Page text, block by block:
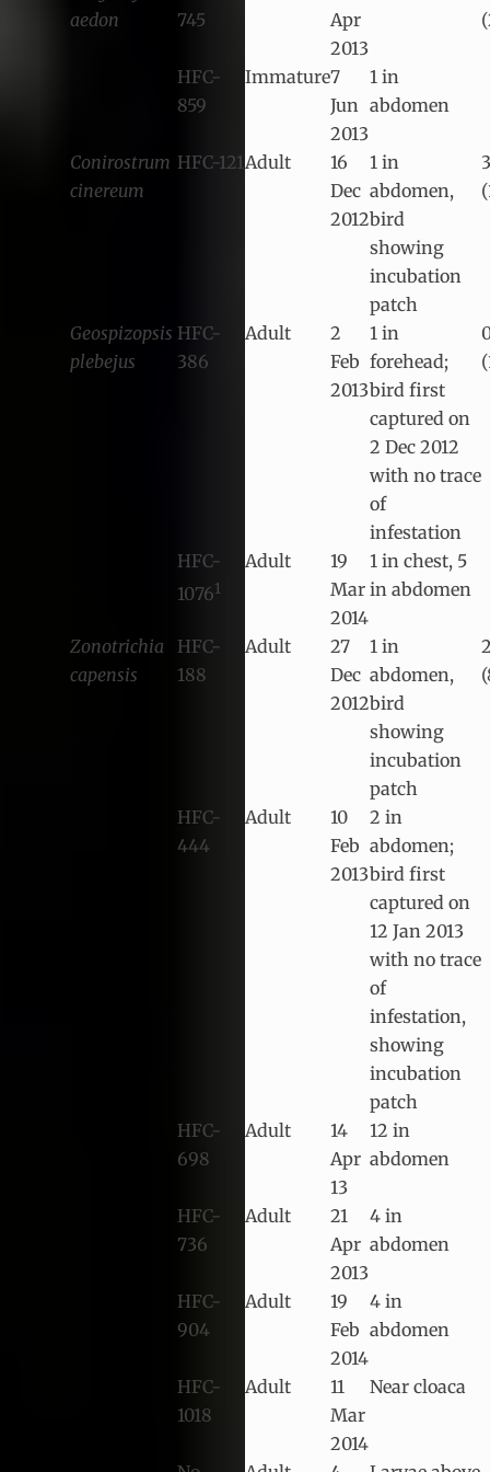
aedon
745
Apr
2013
HFC-
859
Immature7
Jun
2013
1 in
abdomen
Conirostrum
cinereum
HFC-121 Adult
16
Dec
2012
1 in
abdomen,
bird
showing
incubation
patch
Geospizopsis
plebejus
HFC-
386
Adult
2
Feb
2013
1 in
forehead;
bird first
captured on
2 Dec 2012
with no trace
of
infestation
HFC-
10761
Adult
19
Mar
2014
1 in chest, 5
in abdomen
Zonotrichia
capensis
HFC-
188
Adult
27
Dec
2012
1 in
abdomen,
bird
showing
incubation
patch
HFC-
444
Adult
10
Feb
2013
2 in
abdomen;
bird first
captured on
12 Jan 2013
with no trace
of
infestation,
showing
incubation
patch
HFC-
698
Adult
14
Apr
13
12 in
abdomen
HFC-
736
Adult
21
Apr
2013
4 in
abdomen
HFC-
904
Adult
19
Feb
2014
4 in
abdomen
HFC-
1018
Adult
11
Mar
2014
Near cloaca